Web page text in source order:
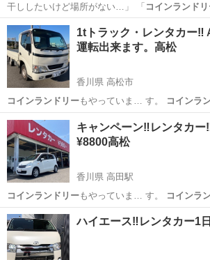
干ししたいけど場所がない…」 「 コインランド
「たまった洗濯…
鹿児島 鹿児島市 郡元駅 便利屋 コ
1tトラック・レンタカー‼️
運転出来ます。高松
香川県 高松市
コインランドリーもやっていま… す。 コインラ
香川 高松市 レンタカー
キャンペーン‼️レンタカ
¥8800高松
香川県 高田駅
コインランドリーもやっていま… す。 コインラ
香川 高松市 高田駅 コイン
ハイエース‼️レンタカー1